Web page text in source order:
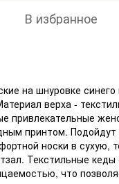
В избранное
на шнуровке синего
верха -
привлекательные
принтом. Подойдут
носки в сухую,
Текстильные
что